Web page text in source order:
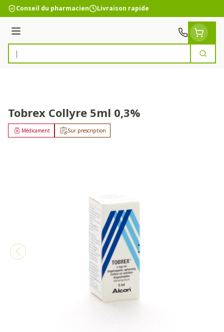
Aller au contenu
Conseil du pharmacien Livraison rapide
Menu
Rechercher
Tobrex Collyre 5ml 0,3%
Sur prescription
Médicament